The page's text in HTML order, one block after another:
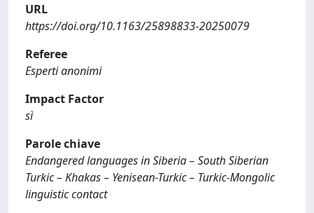
URL
https://doi.org/10.1163/25898833-20250079
Referee
Esperti anonimi
Impact Factor
sì
Parole chiave
Endangered languages in Siberia – South Siberian
Turkic – Khakas – Yenisean-Turkic – Turkic-Mongolic
linguistic contact